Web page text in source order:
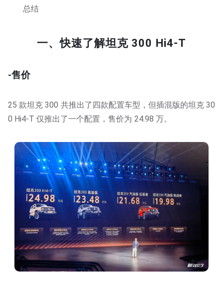
总结
一、快速了解坦克 300 Hi4-T
-售价
25 款坦克 300 共推出了四款配置车型，但插混版的坦克 30
0 Hi4-T 仅推出了一个配置，售价为 24.98 万。